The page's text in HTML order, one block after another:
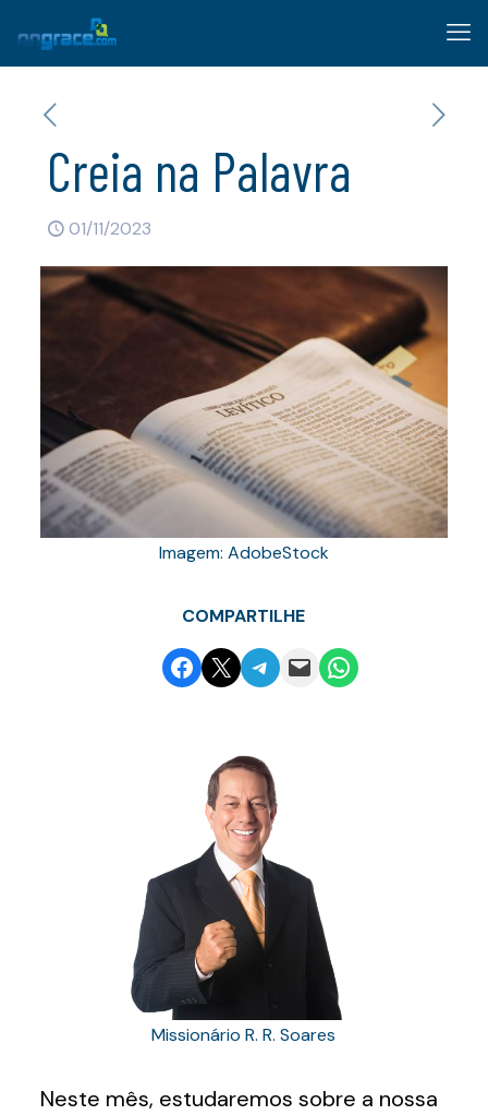
Creia na Palavra
01/11/2023
Imagem: AdobeStock
COMPARTILHE
Share on Facebook
Email this PageShare on Telegram
Email this PageShare on WhatsApp
Missionário R. R. Soares
Neste mês, estudaremos sobre a nossa